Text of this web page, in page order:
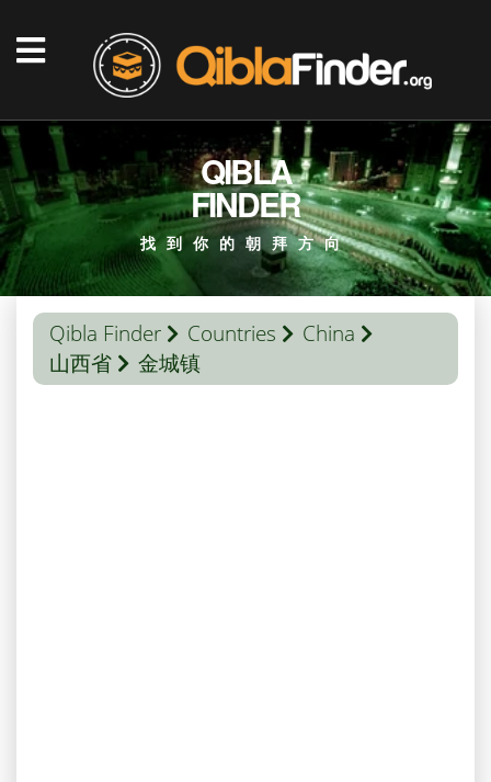
QIBLA
FINDER
找到你的朝拜方向
Qibla Finder Countries
China
山西省
金城镇